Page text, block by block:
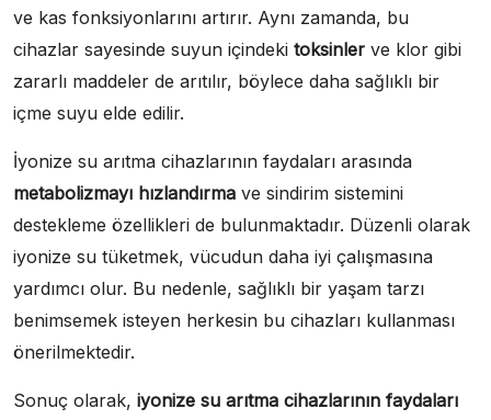
ve kas fonksiyonlarını artırır. Aynı zamanda, bu
cihazlar sayesinde suyun içindeki toksinler ve klor gibi
zararlı maddeler de arıtılır, böylece daha sağlıklı bir
içme suyu elde edilir.
İyonize su arıtma cihazlarının faydaları arasında
metabolizmayı hızlandırma ve sindirim sistemini
destekleme özellikleri de bulunmaktadır. Düzenli olarak
iyonize su tüketmek, vücudun daha iyi çalışmasına
yardımcı olur. Bu nedenle, sağlıklı bir yaşam tarzı
benimsemek isteyen herkesin bu cihazları kullanması
önerilmektedir.
Sonuç olarak, iyonize su arıtma cihazlarının faydaları